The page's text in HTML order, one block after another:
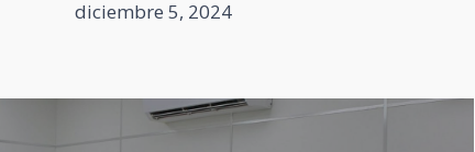
diciembre 5, 2024